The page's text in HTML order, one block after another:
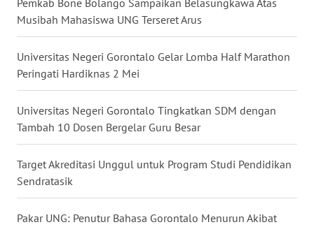
Pemkab Bone Bolango Sampaikan Belasungkawa Atas
Musibah Mahasiswa UNG Terseret Arus
Universitas Negeri Gorontalo Gelar Lomba Half Marathon
Peringati Hardiknas 2 Mei
Universitas Negeri Gorontalo Tingkatkan SDM dengan
Tambah 10 Dosen Bergelar Guru Besar
Target Akreditasi Unggul untuk Program Studi Pendidikan
Sendratasik
Pakar UNG: Penutur Bahasa Gorontalo Menurun Akibat
WN
WN
PAPUA
BARAT
WN
RIAU
WN
SERAMBI